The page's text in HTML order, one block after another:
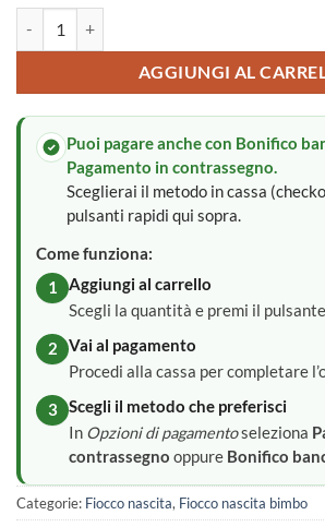
AGGIUNGI AL
Puoi pagare anche con Bonifico
Pagamento in contrassegno.
Sceglierai il metodo in cassa
pulsanti rapidi qui sopra.
Come funziona:
1
Aggiungi al carrello
Scegli la quantità e premi il
2
Vai al pagamento
Procedi alla cassa per completare
3
Scegli il metodo che preferisci
In Opzioni di pagamentoseleziona
contrassegno oppure Bonifico
Categorie: Fiocco nascita, Fiocco nascita bimbo